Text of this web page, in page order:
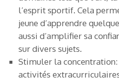
l’esprit sportif. Cela
jeune d’apprendre
aussi d’amplifier sa
sur divers sujets.
Stimuler la
activités